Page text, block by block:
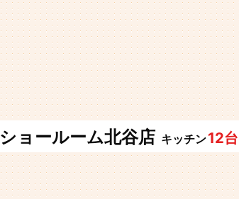
ショールーム北谷店 キッチン12台